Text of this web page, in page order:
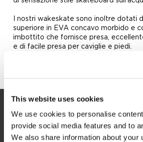
This website uses cookies
We use cookies to personalise
provide social media features and to
We also share information about your
I nostri wakeskate sono inoltre dotati
superiore in EVA concavo morbido e
imbottito che fornisce presa,
e di facile presa per caviglie e piedi.
SERVIZIO
Assistenza clienti